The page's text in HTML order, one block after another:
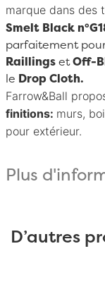
marque dans des
Smelt Black
parfaitement
Raillings etOff-
le Drop Cloth.
Farrow&Ball
finitions: murs,
pour extérieur.
Plus
D’autres